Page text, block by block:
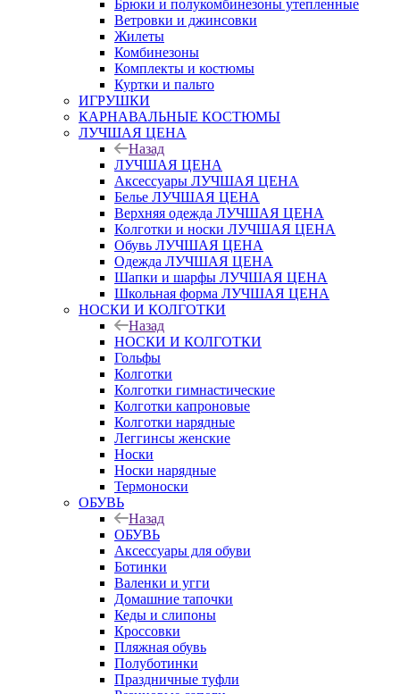
Брюки и полукомбинезоны утепленные
Ветровки и джинсовки
Жилеты
Комбинезоны
Комплекты и костюмы
Куртки и пальто
ИГРУШКИ
КАРНАВАЛЬНЫЕ КОСТЮМЫ
ЛУЧШАЯ ЦЕНА
Назад
ЛУЧШАЯ ЦЕНА
Аксессуары ЛУЧШАЯ ЦЕНА
Белье ЛУЧШАЯ ЦЕНА
Верхняя одежда ЛУЧШАЯ ЦЕНА
Колготки и носки ЛУЧШАЯ ЦЕНА
Обувь ЛУЧШАЯ ЦЕНА
Одежда ЛУЧШАЯ ЦЕНА
Шапки и шарфы ЛУЧШАЯ ЦЕНА
Школьная форма ЛУЧШАЯ ЦЕНА
НОСКИ И КОЛГОТКИ
Назад
НОСКИ И КОЛГОТКИ
Гольфы
Колготки
Колготки гимнастические
Колготки капроновые
Колготки нарядные
Леггинсы женские
Носки
Носки нарядные
Термоноски
ОБУВЬ
Назад
ОБУВЬ
Аксессуары для обуви
Ботинки
Валенки и угги
Домашние тапочки
Кеды и слипоны
Кроссовки
Пляжная обувь
Полуботинки
Праздничные туфли